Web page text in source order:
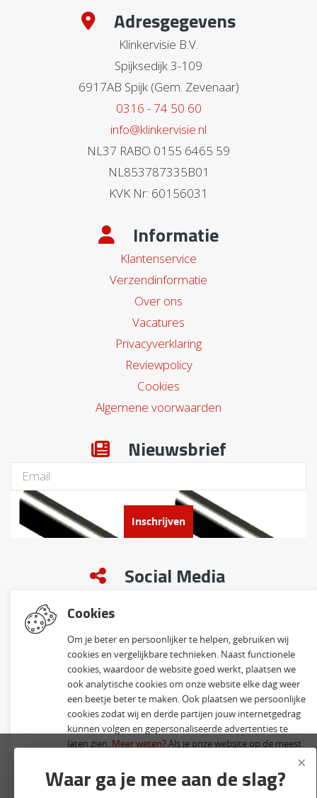
Adresgegevens
Klinkervisie B.V.
Spijksedijk 3-109
6917AB Spijk (Gem. Zevenaar)
0316 - 74 50 60
info@klinkervisie.nl
NL37 RABO 0155 6465 59
NL853787335B01
KVK Nr: 60156031
Informatie
Klantenservice
Verzendinformatie
Over ons
Vacatures
Privacyverklaring
Reviewpolicy
Cookies
Algemene voorwaarden
Nieuwsbrief
Inschrijven
Social Media
© 2026 Klinkervisie B.V. | Alle rechten voorbehouden
Website ontwikkeld door Lined en volledig geïntegreerd met Troublefree Smart Stone
software
×
Waar ga je mee aan de slag?
Cookies
Om je beter en persoonlijker te helpen, gebruiken wij
cookies en vergelijkbare technieken. Naast functionele
cookies, waardoor de website goed werkt, plaatsen we
ook analytische cookies om onze website elke dag weer
een beetje beter te maken. Ook plaatsen we persoonlijke
cookies zodat wij en derde partijen jouw internetgedrag
kunnen volgen en gepersonaliseerde advertenties te
laten zien. Meer weten? Als je onze website op de meest
nodig dat je onze cookies accepteert. Indien je kiest voor
weigeren, plaatsen we alleen functionele en analytische